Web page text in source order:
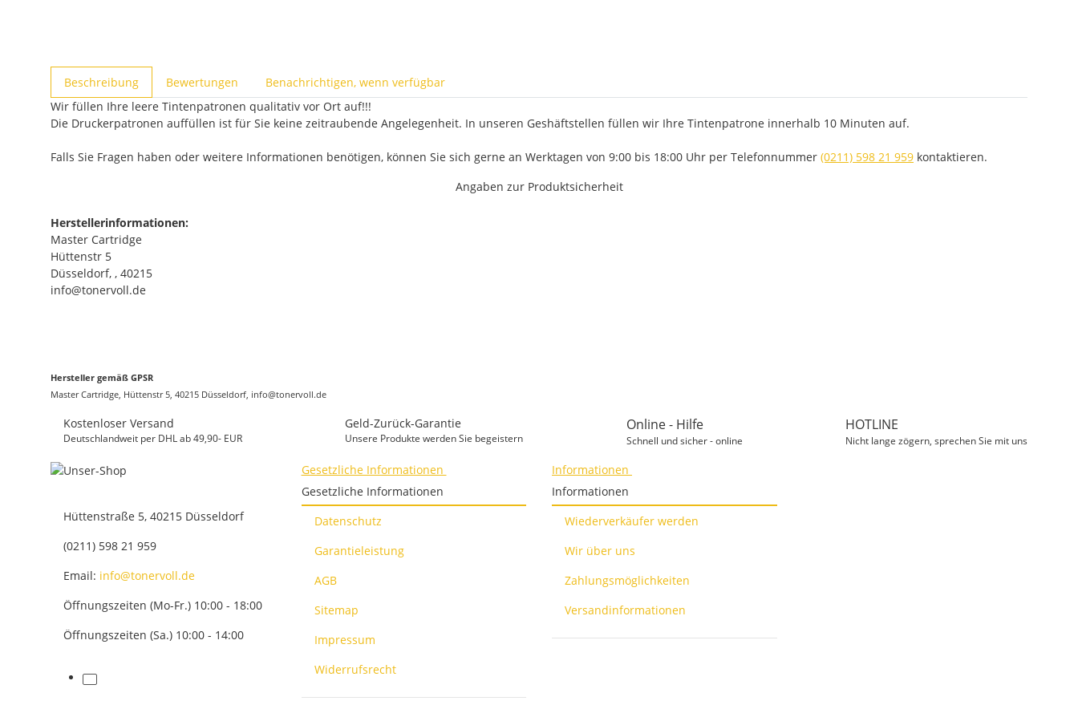
weitere Registerkarten anzeigen
Beschreibung Bewertungen
Benachrichtigen, wenn verfügbar
Wir füllen Ihre leere Tintenpatronen qualitativ vor Ort auf!!!
Die Druckerpatronen auffüllen ist für Sie keine zeitraubende Angelegenheit. In unseren Geshäftstellen füllen wir Ihre Tintenpatrone innerhalb 10 Minuten auf.
Falls Sie Fragen haben oder weitere Informationen benötigen, können Sie sich gerne an Werktagen von 9:00 bis 18:00 Uhr per Telefonnummer (0211) 598 21 959 kontaktieren.
Angaben zur Produktsicherheit
Herstellerinformationen:
Master Cartridge
Hüttenstr 5
Düsseldorf, , 40215
info@tonervoll.de
Hersteller gemäß GPSR
Master Cartridge, Hüttenstr 5, 40215 Düsseldorf, info@tonervoll.de
Kostenloser Versand
Deutschlandweit per DHL ab 49,90- EUR
Geld-Zurück-Garantie
Unsere Produkte werden Sie begeistern
Online - Hilfe
Schnell und sicher - online
HOTLINE
Nicht lange zögern, sprechen Sie mit uns
Hüttenstraße 5, 40215 Düsseldorf
(0211) 598 21 959
Email: info@tonervoll.de
Öffnungszeiten (Mo-Fr.) 10:00 - 18:00
Öffnungszeiten (Sa.) 10:00 - 14:00
facebook
Gesetzliche Informationen
Gesetzliche Informationen
Datenschutz
Garantieleistung
AGB
Sitemap
Impressum
Widerrufsrecht
Informationen
Informationen
Wiederverkäufer werden
Wir über uns
Zahlungsmöglichkeiten
Versandinformationen